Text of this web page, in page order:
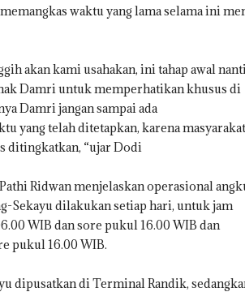
waktu yang lama selama ini
akan kami usahakan, ini tahap awal
Damri untuk memperhatikan khusus di
Damri jangan sampai ada
yang telah ditetapkan, karena masyarakat
ditingkatkan, “ujar Dodi
Ridwan menjelaskan operasional
Sekayu dilakukan setiap hari, untuk jam
WIB dan sore pukul 16.00 WIB dan
pukul 16.00 WIB.
dipusatkan di Terminal Randik,